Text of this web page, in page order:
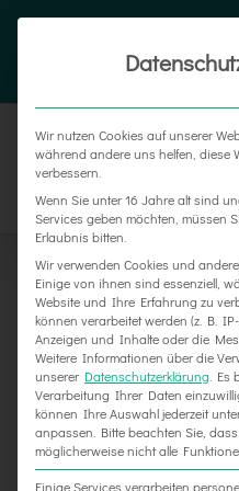
Zum
Zeige
grösseres
Bild
Wir nutzen Cookies auf unserer
während andere uns helfen, diese
verbessern.
Wenn Sie unter 16 Jahre alt sind
Services geben möchten, müssen
Erlaubnis bitten.
Wir verwenden Cookies und
Einige von ihnen sind essenziell,
Website und Ihre Erfahrung zu
können verarbeitet werden (z. B.
Anzeigen und Inhalte oder die
Weitere Informationen über die
unserer Datenschutzerklärung Es
Verarbeitung Ihrer Daten
können Ihre Auswahl jederzeit
anpassen. Bitte beachten Sie,
möglicherweise nicht alle
Einige Services verarbeiten